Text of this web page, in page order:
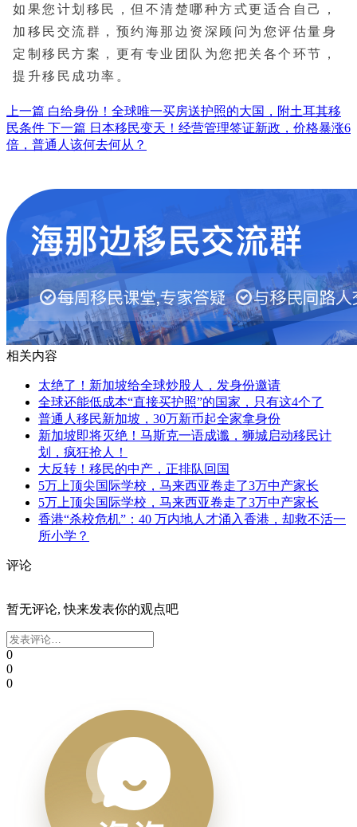
如果您计划移民，但不清楚哪种方式更适合自己，
加移民交流群，预约海那边资深顾问为您评估量身
定制移民方案，更有专业团队为您把关各个环节，
提升移民成功率。
上一篇 白给身份！全球唯一买房送护照的大国，附土耳其移
民条件 下一篇 日本移民变天！经营管理签证新政，价格暴涨6
倍，普通人该何去何从？
相关内容
太绝了！新加坡给全球炒股人，发身份邀请
全球还能低成本“直接买护照”的国家，只有这4个了
普通人移民新加坡，30万新币起全家拿身份
新加坡即将灭绝！马斯克一语成谶，狮城启动移民计
划，疯狂抢人！
大反转！移民的中产，正排队回国
5万上顶尖国际学校，马来西亚卷走了3万中产家长
5万上顶尖国际学校，马来西亚卷走了3万中产家长
香港“杀校危机”：40 万内地人才涌入香港，却救不活一
所小学？
评论
暂无评论, 快来发表你的观点吧
0
0
0